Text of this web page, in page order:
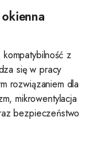
kompatybilność z
się w pracy
rozwiązaniem dla
mikrowentylacja
bezpieczeństwo